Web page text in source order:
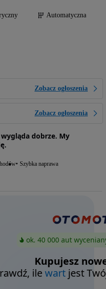
Automatyczna
Zobacz ogłoszenia
Zobacz ogłoszenia
dobrze. My
Szybka naprawa
ok. 40 000 aut
Kupujesz
ilewart jest